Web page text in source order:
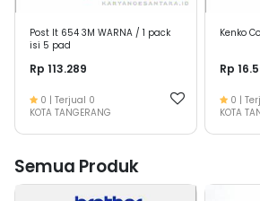
Post It 654 3M WARNA / 1 pack
isi 5 pad
Rp 113.289
0 | Terjual 0
KOTA TANGERANG
Kenko
Rp
0 |
KOTA
Semua Produk